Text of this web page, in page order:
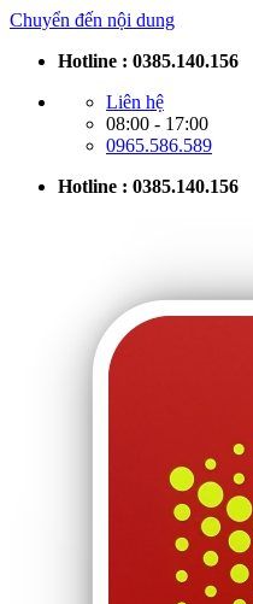
Chuyển đến nội dung
Hotline : 0385.140.156
Liên hệ
08:00 - 17:00
0965.586.589
Hotline : 0385.140.156